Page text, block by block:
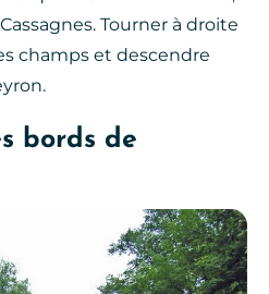
Tourner à droite
champs et descendre
bords de